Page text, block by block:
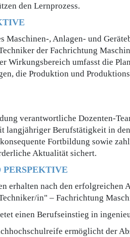
den Lernprozess.
Maschinen-, Anlagen- und
der Fachrichtung
Wirkungsbereich umfasst die
die Produktion und
verantwortliche Dozenten-
langjähriger Berufstätigkeit in
Fortbildung sowie
Aktualität sichert.
PERSPEKTIVE
erhalten nach den erfolgreichen
in" – Fachrichtung
einen Berufseinstieg in
ermöglicht der